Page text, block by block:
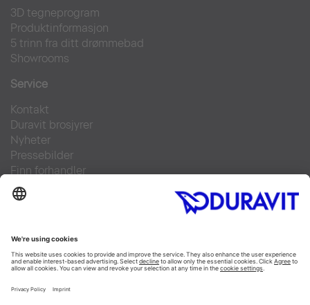
3D tegneprogram
Produktinformasjon
5 trinn fra ditt drømmebad
Showrooms
Service
Kontakt
Duravit brosjyrer
Nyheter
Pressebilder
Finn forhandler
Ofte stilte spørsmål
Facebook
Instagram
Pinterest
Flickr